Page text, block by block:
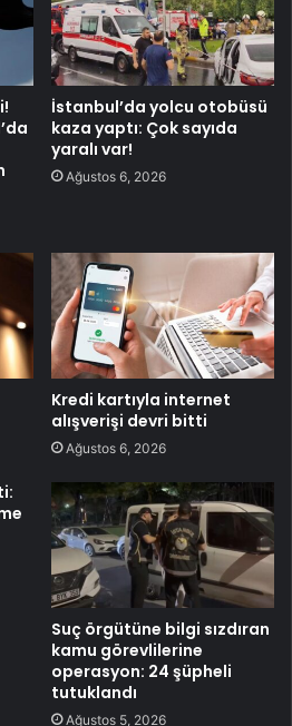
İstanbul’da yolcu otobüsü
kaza yaptı: Çok sayıda
yaralı var!
Ağustos 6, 2026
Kredi kartıyla internet
alışverişi devri bitti
Ağustos 6, 2026
Suç örgütüne bilgi sızdıran
kamu görevlilerine
operasyon: 24 şüpheli
tutuklandı
Ağustos 5, 2026